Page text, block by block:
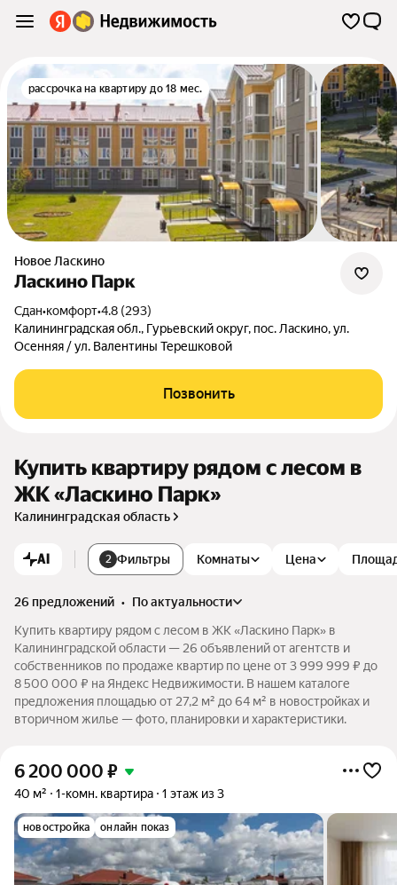
рассрочка на квартиру до 18 мес.
Новое Ласкино
Ласкино Парк
Сдан•комфорт•4.8 (293)
Калининградская обл., Гурьевский округ, пос. Ласкино,ул.
Осенняя / ул. Валентины Терешковой
Позвонить
Купить квартиру рядом с лесом в
ЖК «Ласкино Парк»
Калининградская область
AI 2 Фильтры Комнаты Цена
26 предложений •
по актуальности
Купить квартиру рядом с лесом в ЖК «Ласкино Парк» в
Калининградской области — 26 объявлений от агентств и
собственников по продаже квартир по цене от 3 999 999 ₽ до
8 500 000 ₽ на Яндекс Недвижимости. В нашем каталоге
предложения площадью от 27,2 м² до 64 м² в новостройках и
вторичном жилье — фото, планировки и характеристики.
6 200 000 ₽
40 м² 1-комн. квартира 1 этаж из 3
новостройка онлайн показ